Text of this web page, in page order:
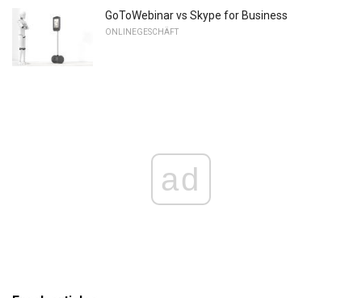
GoToWebinar vs Skype for Business
ONLINEGESCHÄFT
ad